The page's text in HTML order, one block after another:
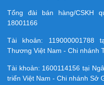
Tổng đài bán hàng/CSKH
18001166
Tài khoản: 119000001788
Thương Việt Nam - Chi nhánh
Tài khoản: 1600114156 tại
triển Việt Nam - Chi nhánh Sở